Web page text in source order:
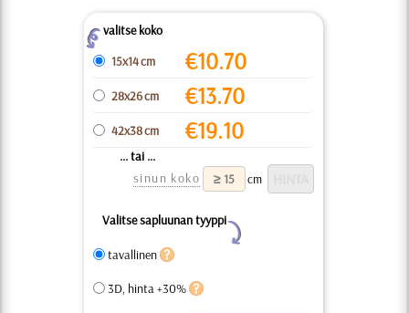
Zvalitse koko
15x14 cm
€10.70
28x26 cm €13.70
42x38 cm €19.10
... tai ...
sinun koko
cm
Valitse sapluunan tyyppi
Y
tavallinen
3D, hinta +30%